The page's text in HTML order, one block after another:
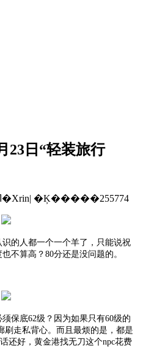
23日“轻装旅行
�����ߣ�Xrin| �Ķ�����255774
的人都一个一个羊了，只能说祝
不算高？ 80分还是没问题的。
须保底62级？因为如果只有60级的
刷走私背心。而且最烦的是，都是
还好，黄金港找无刀这个npc花费